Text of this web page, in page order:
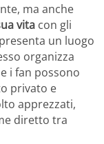
ma anche
vita con gli
un luogo
organizza
i fan possono
privato e
apprezzati,
diretto tra